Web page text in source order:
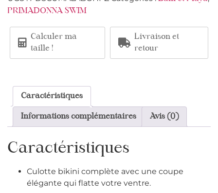
PRIMADONNA SWIM
Calculer ma
taille !
Livraison et
retour
Caractéristiques
Informations complémentaires Avis (0)
Caractéristiques
Culotte bikini complète avec une coupe
élégante qui flatte votre ventre.